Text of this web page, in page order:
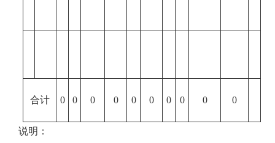
合计 0 0 0 0 0 0 0 0 0 0
说明：